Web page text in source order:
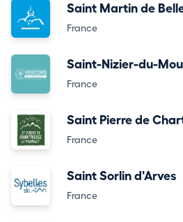
Saint Martin de
France
Saint-Nizier-du-
France
Saint Pierre de
France
Saint Sorlin d'Arves
France